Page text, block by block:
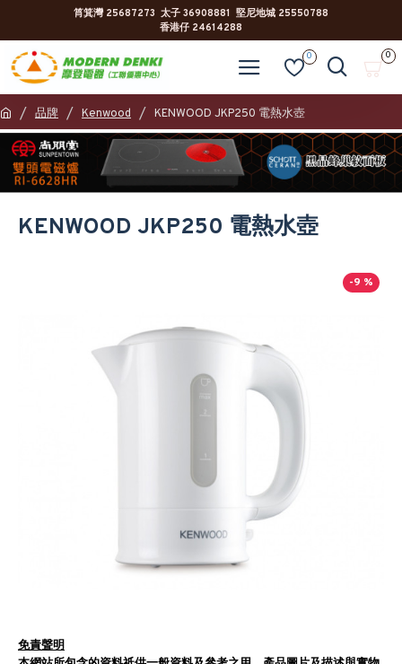
筲箕灣 25687273 太子 36908881 堅尼地城 25550788
香港仔 24614288
0 0
品牌 Kenwood KENWOOD JKP250 電熱水壺
KENWOOD JKP250 電熱水壺
-9 %
免責聲明